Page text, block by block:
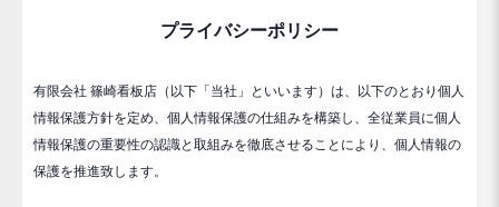
プライバシーポリシー
有限会社 篠崎看板店（以下「当社」といいます）は、以下のとおり個人
情報保護方針を定め、個人情報保護の仕組みを構築し、全従業員に個人
情報保護の重要性の認識と取組みを徹底させることにより、個人情報の
保護を推進致します。